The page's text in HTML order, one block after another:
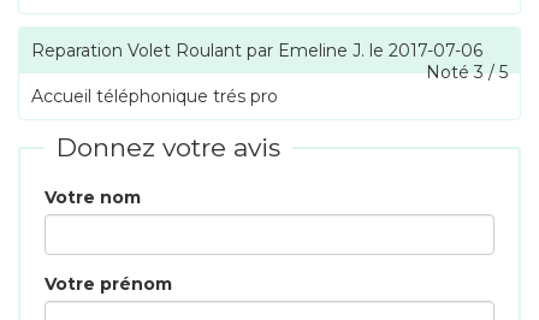
Reparation Volet Roulant par Emeline J. le 2017-07-06
Noté3/5
Accueil téléphonique trés pro
Donnez votre avis
Votre nom
Votre prénom